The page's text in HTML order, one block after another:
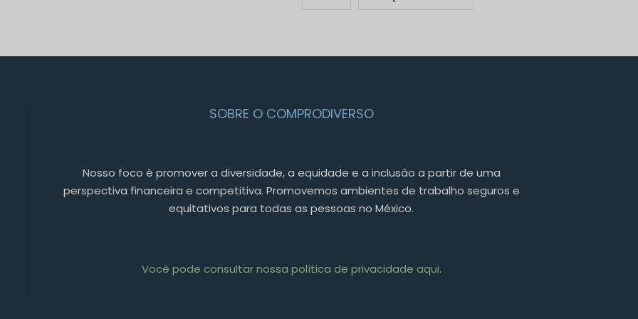
SOBRE O COMPRODIVERSO
Nosso foco é promover a diversidade, a equidade e a inclusão a partir de uma
perspectiva financeira e competitiva. Promovemos ambientes de trabalho seguros e
equitativos para todas as pessoas no México.
Você pode consultar nossa política de privacidade aqui.